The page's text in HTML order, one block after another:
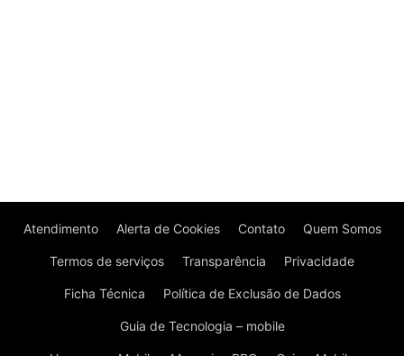
Atendimento Alerta de Cookies Contato Quem Somos
Termos de serviços Transparência Privacidade
Ficha Técnica Política de Exclusão de Dados
Guia de Tecnologia – mobile